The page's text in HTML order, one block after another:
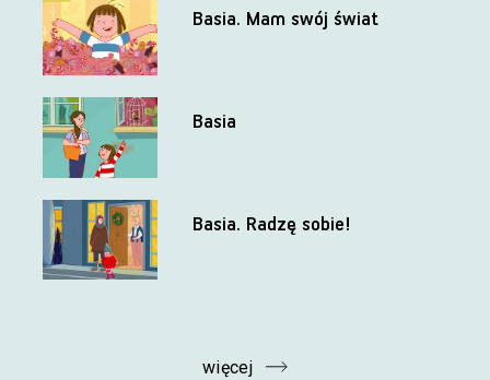
Basia. Mam swój świat
Basia
Basia. Radzę sobie!
więcej